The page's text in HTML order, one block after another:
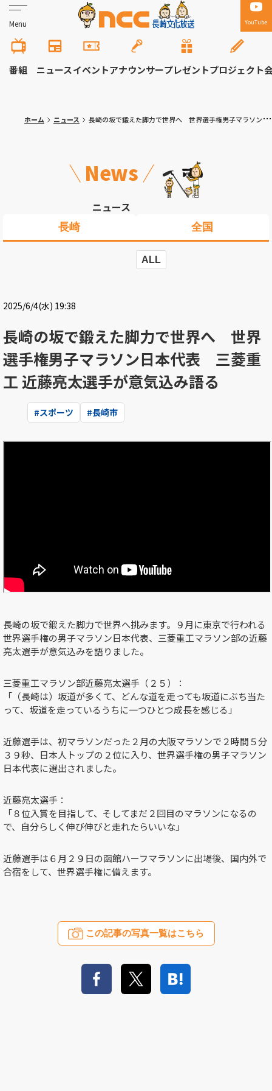
Menu YouTube
番組 ニュースイベントアナウンサープレゼントプロジェクト
ホーム ニュース 長崎の坂で鍛えた脚力で世界へ 世界選手権男子マラソン日本代表 三菱重工 近藤亮太選手が意気込み語る
News
ニュース
長崎 全国
ALL
2025/6/4(水) 19:38
長崎の坂で鍛えた脚力で世界へ 世界
選手権男子マラソン日本代表 三菱重
工 近藤亮太選手が意気込み語る
#スポーツ #長崎市
長崎の坂で鍛えた脚力で世界へ挑みます。９月に東京で行われる
世界選手権の男子マラソン日本代表、三菱重工マラソン部の近藤
亮太選手が意気込みを語りました。
三菱重工マラソン部近藤亮太選手（２５）：
「（長崎は）坂道が多くて、どんな道を走っても坂道にぶち当た
って、坂道を走っているうちに一つひとつ成長を感じる」
近藤選手は、初マラソンだった２月の大阪マラソンで２時間５分
３９秒、日本人トップの２位に入り、世界選手権の男子マラソン
日本代表に選出されました。
近藤亮太選手：
「８位入賞を目指して、そしてまだ２回目のマラソンになるの
で、自分らしく伸び伸びと走れたらいいな」
近藤選手は６月２９日の函館ハーフマラソンに出場後、国内外で
合宿をして、世界選手権に備えます。
この記事の写真一覧はこちら